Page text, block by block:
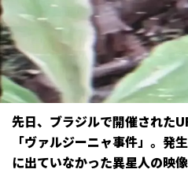
先日、ブラジルで開催された
「ヴァルジーニャ事件」。発
に出ていなかった異星人の映